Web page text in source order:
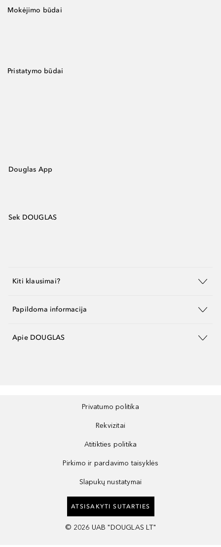
Mokėjimo būdai
Pristatymo būdai
Douglas App
Sek DOUGLAS
Kiti klausimai?
Papildoma informacija
Apie DOUGLAS
Privatumo politika
Rekvizitai
Atitikties politika
Pirkimo ir pardavimo taisyklės
Slapukų nustatymai
ATSISAKYTI SUTARTIES
© 2026 UAB "DOUGLAS LT"